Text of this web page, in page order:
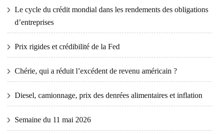
Le cycle du crédit mondial dans les rendements des obligations
d’entreprises
Prix ​​​​rigides et crédibilité de la Fed
Chérie, qui a réduit l’excédent de revenu américain ?
Diesel, camionnage, prix des denrées alimentaires et inflation
Semaine du 11 mai 2026